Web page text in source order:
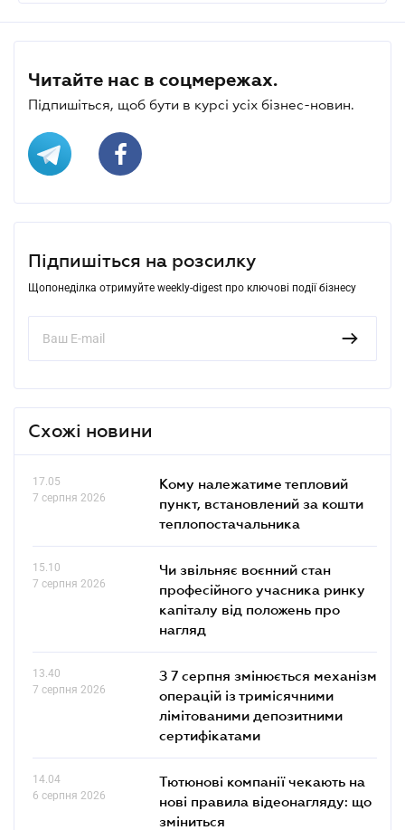
Читайте нас в соцмережах.
Підпишіться, щоб бути в курсі усіх бізнес-новин.
Підпишіться на розсилку
Щопонеділка отримуйте weekly-digest про ключові події бізнесу
Схожі новини
17.05
7 серпня 2026
Кому належатиме тепловий
пункт, встановлений за кошти
теплопостачальника
15.10
7 серпня 2026
Чи звільняє воєнний стан
професійного учасника ринку
капіталу від положень про
нагляд
13.40
7 серпня 2026
З 7 серпня змінюється механізм
операцій із тримісячними
лімітованими депозитними
сертифікатами
14.04
6 серпня 2026
Тютюнові компанії чекають на
нові правила відеонагляду: що
зміниться